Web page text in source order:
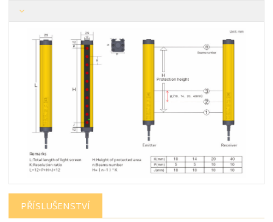
PŘÍSLUŠENSTVÍ